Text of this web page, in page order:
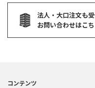
法人・大口注文も
お問い合わせはこ
コンテンツ